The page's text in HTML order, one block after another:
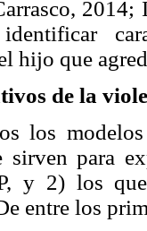
2014;
hijo que
de la
los
sirven para
y 2) los que
entre los